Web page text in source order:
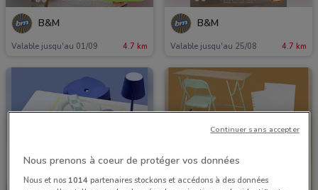
B&M
Valable jusqu'au 01/09 4.7 km
B&M
Valable jusqu'au 25/08 4.7 km
Nous prenons à coeur de protéger vos données
Nous et nos 1014partenaires stockons et accédons à des données
Continuer sans accepter